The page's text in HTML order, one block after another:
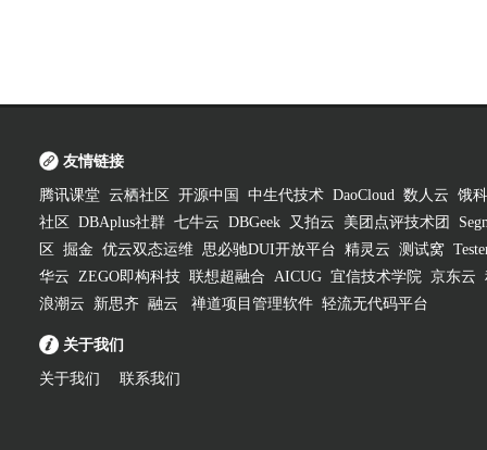
友情链接
腾讯课堂 云栖社区 开源中国 中生代技术 DaoCloud 数人云 饿
社区
DBAplus社群 七牛云 DBGeek 又拍云 美团点评技术团
区
掘金 优云双态运维 思必驰DUI开放平台 精灵云 测试窝
华云 ZEGO即构科技 联想超融合 AICUG 宜信技术学院 京东云
浪潮云
新思齐 融云 禅道项目管理软件 轻流无代码平台
关于我们
关于我们 联系我们